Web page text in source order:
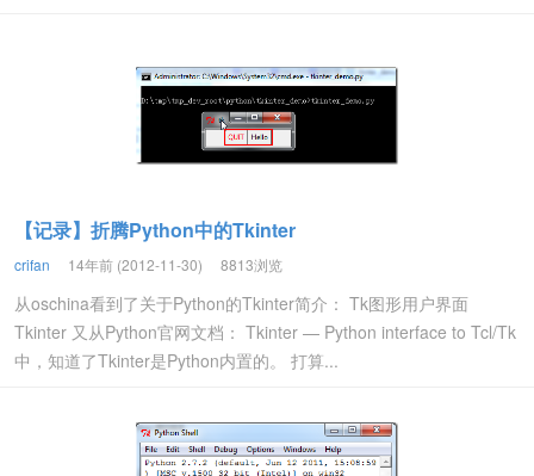
【记录】折腾Python中的Tkinter
crifan 14年前 (2012-11-30) 8813浏览
从oschina看到了关于Python的Tkinter简介： Tk图形用户界面
Tkinter 又从Python官网文档： Tkinter — Python interface to Tcl/Tk
中，知道了Tkinter是Python内置的。 打算...